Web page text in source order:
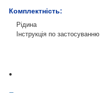
Комплектність:
Рідина
Інструкція по застосуванню